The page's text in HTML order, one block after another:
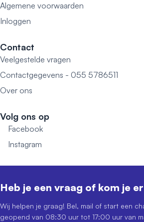
Algemene voorwaarden
Inloggen
Contact
Veelgestelde vragen
Contactgegevens - 055 5786511
Over ons
Volg ons op
Facebook
Instagram
Heb je een vraag of kom je
Wij helpen je graag! Bel, mail of start een
geopend van 08:30 uur tot 17:00 uur van